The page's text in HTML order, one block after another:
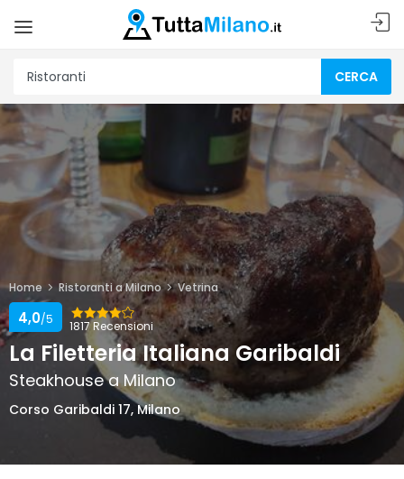
CERCA
Home Ristoranti a Milano Vetrina
1817 Recensioni
4,0/5
La Filetteria Italiana Garibaldi
Steakhouse a Milano
Corso Garibaldi 17, Milano